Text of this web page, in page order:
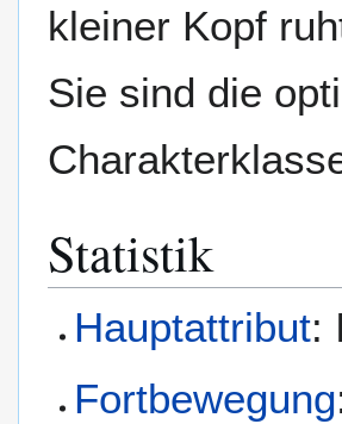
kleiner Kopf
Sie sind die
Statistik
Hauptattribut:
Fortbewegung